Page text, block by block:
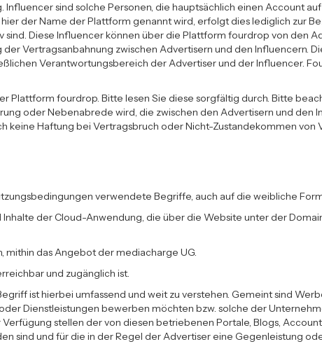
sind solche Personen, die hauptsächlich einen Account
hier der Name der Plattform genannt wird, erfolgt dies lediglich zur
Diese Influencer können über die Plattform fourdrop von den
Vertragsanbahnung zwischen Advertisern und den Influencern.
Verantwortungsbereich der Advertiser und der Influencer.
fourdrop. Bitte lesen Sie diese sorgfältig durch. Bitte
oder Nebenabrede wird, die zwischen den Advertisern und den
Haftung bei Vertragsbruch oder Nicht-Zustandekommen von
verwendete Begriffe, auch auf die weibliche
der Cloud-Anwendung, die über die Website unter der
mithin das Angebot der mediacharge UG.
und zugänglich ist.
ist hierbei umfassend und weit zu verstehen. Gemeint sind
Dienstleistungen bewerben möchten bzw. solche der
stellen der von diesen betriebenen Portale, Blogs,
sind und für die in der Regel der Advertiser eine Gegenleistung